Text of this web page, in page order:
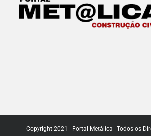
Copyright 2021 - Portal Metálica - Todos os